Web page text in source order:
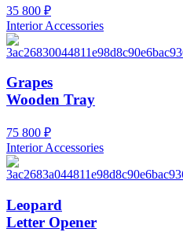
35 800 ₽
Interior Accessories
Grapes
Wooden Tray
75 800 ₽
Interior Accessories
Leopard
Letter Opener